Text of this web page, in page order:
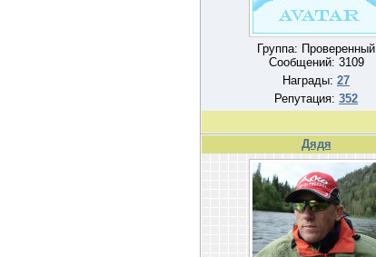
Группа: Проверенный
Сообщений: 3109
Награды: 27
Репутация: 352
Дядя